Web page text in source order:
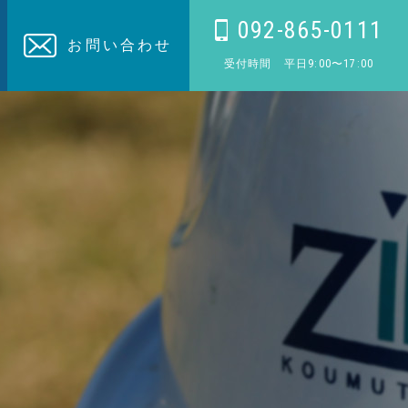
お問い合わせ
092-865-0111
受付時間 平日9:00〜17:00